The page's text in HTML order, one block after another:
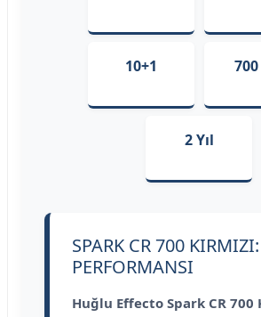
10+1 700
2 Yıl
SPARK CR 700
PERFORMANSI
Huğlu Effecto Spark CR 700